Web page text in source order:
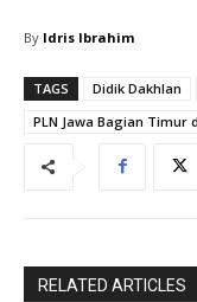
By Idris Ibrahim
TAGS Didik Dakhlan
PLN Jawa Bagian Timur
RELATED ARTICLES